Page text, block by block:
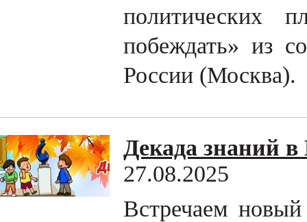
политических
побеждать» из
России (Москва).
Декада знаний
27.08.2025
Встречаем